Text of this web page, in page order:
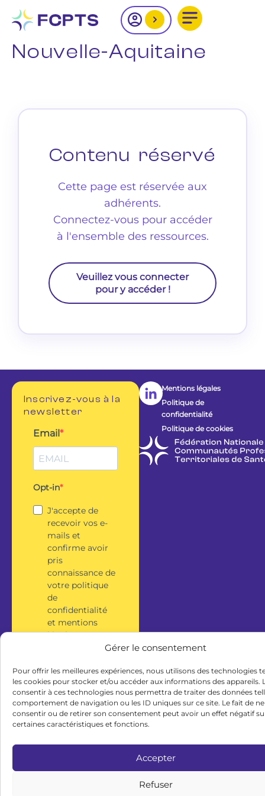
Gérer le consentement
Pour offrir les meilleures expériences, nous utilisons des technologies
les cookies pour stocker et/ou accéder aux informations des appareils.
consentir à ces technologies nous permettra de traiter des données
comportement de navigation ou les ID uniques sur ce site. Le fait de
consentir ou de retirer son consentement peut avoir un effet négatif
certaines caractéristiques et fonctions.
Accepter
Refuser
Nouvelle-Aquitaine
Contenu réservé
Cette page est réservée aux
adhérents.
Connectez-vous pour accéder
à l'ensemble des ressources.
Veuillez vous connecter
pour y accéder !
Mentions légales
Politique de
confidentialité
Politique de cookies
Inscrivez-vous à la
newsletter
Email
Opt-in
J'accepte de
recevoir vos e-
mails et
confirme avoir
pris
connaissance de
votre politique
de
confidentialité
et mentions
légales.
S'inscrire